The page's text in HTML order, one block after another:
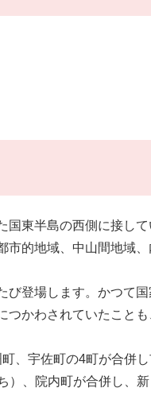
東半島の西側に接して
市的地域、中山間地域
登場します。かつて国
つかわされていたこと
、宇佐町の4町が合併
）、院内町が合併し、